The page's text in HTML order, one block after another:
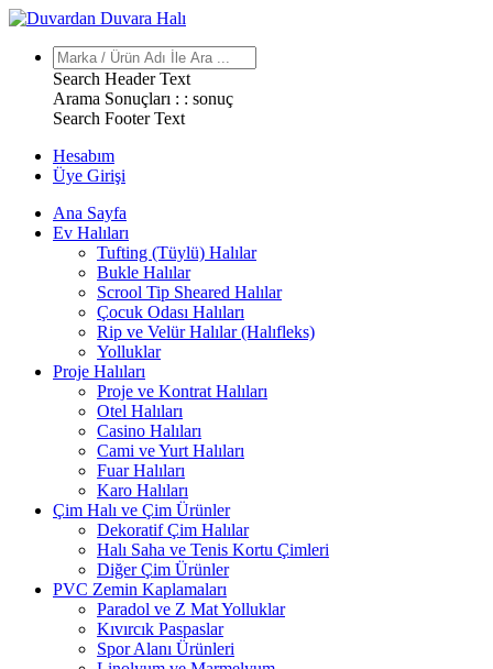
Search Header Text
Arama Sonuçları : : sonuç
Search Footer Text
Hesabım
Üye Girişi
Ana Sayfa
Ev Halıları
Tufting (Tüylü) Halılar
Bukle Halılar
Scrool Tip Sheared Halılar
Çocuk Odası Halıları
Rip ve Velür Halılar (Halıfleks)
Yolluklar
Proje Halıları
Proje ve Kontrat Halıları
Otel Halıları
Casino Halıları
Cami ve Yurt Halıları
Fuar Halıları
Karo Halıları
Çim Halı ve Çim Ürünler
Dekoratif Çim Halılar
Halı Saha ve Tenis Kortu Çimleri
Diğer Çim Ürünler
PVC Zemin Kaplamaları
Paradol ve Z Mat Yolluklar
Kıvırcık Paspaslar
Spor Alanı Ürünleri